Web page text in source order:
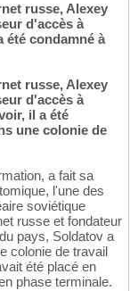
russe, Alexey
d'accès à
été condamné à
russe, Alexey
d'accès à
il a été
une colonie de
a fait sa
l'une des
soviétique
russe et fondateur
pays, Soldatov a
colonie de travail
été placé en
phase terminale.